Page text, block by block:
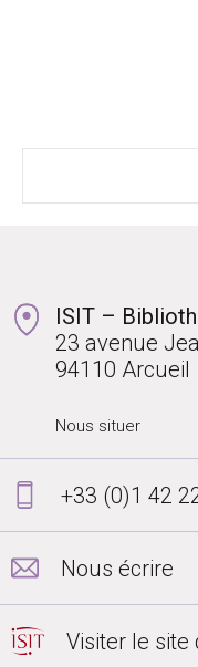
ISIT –
23 avenue
94110 Arcueil
Nous situer
+33 (0)1 42
Nous écrire
Visiter le site